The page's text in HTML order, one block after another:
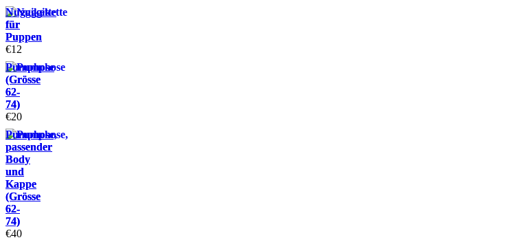
Nuggikette
für
Puppen
€12
Pumphose
(Grösse
62-
74)
€20
Pumphose,
passender
Body
und
Kappe
(Grösse
62-
74)
€40